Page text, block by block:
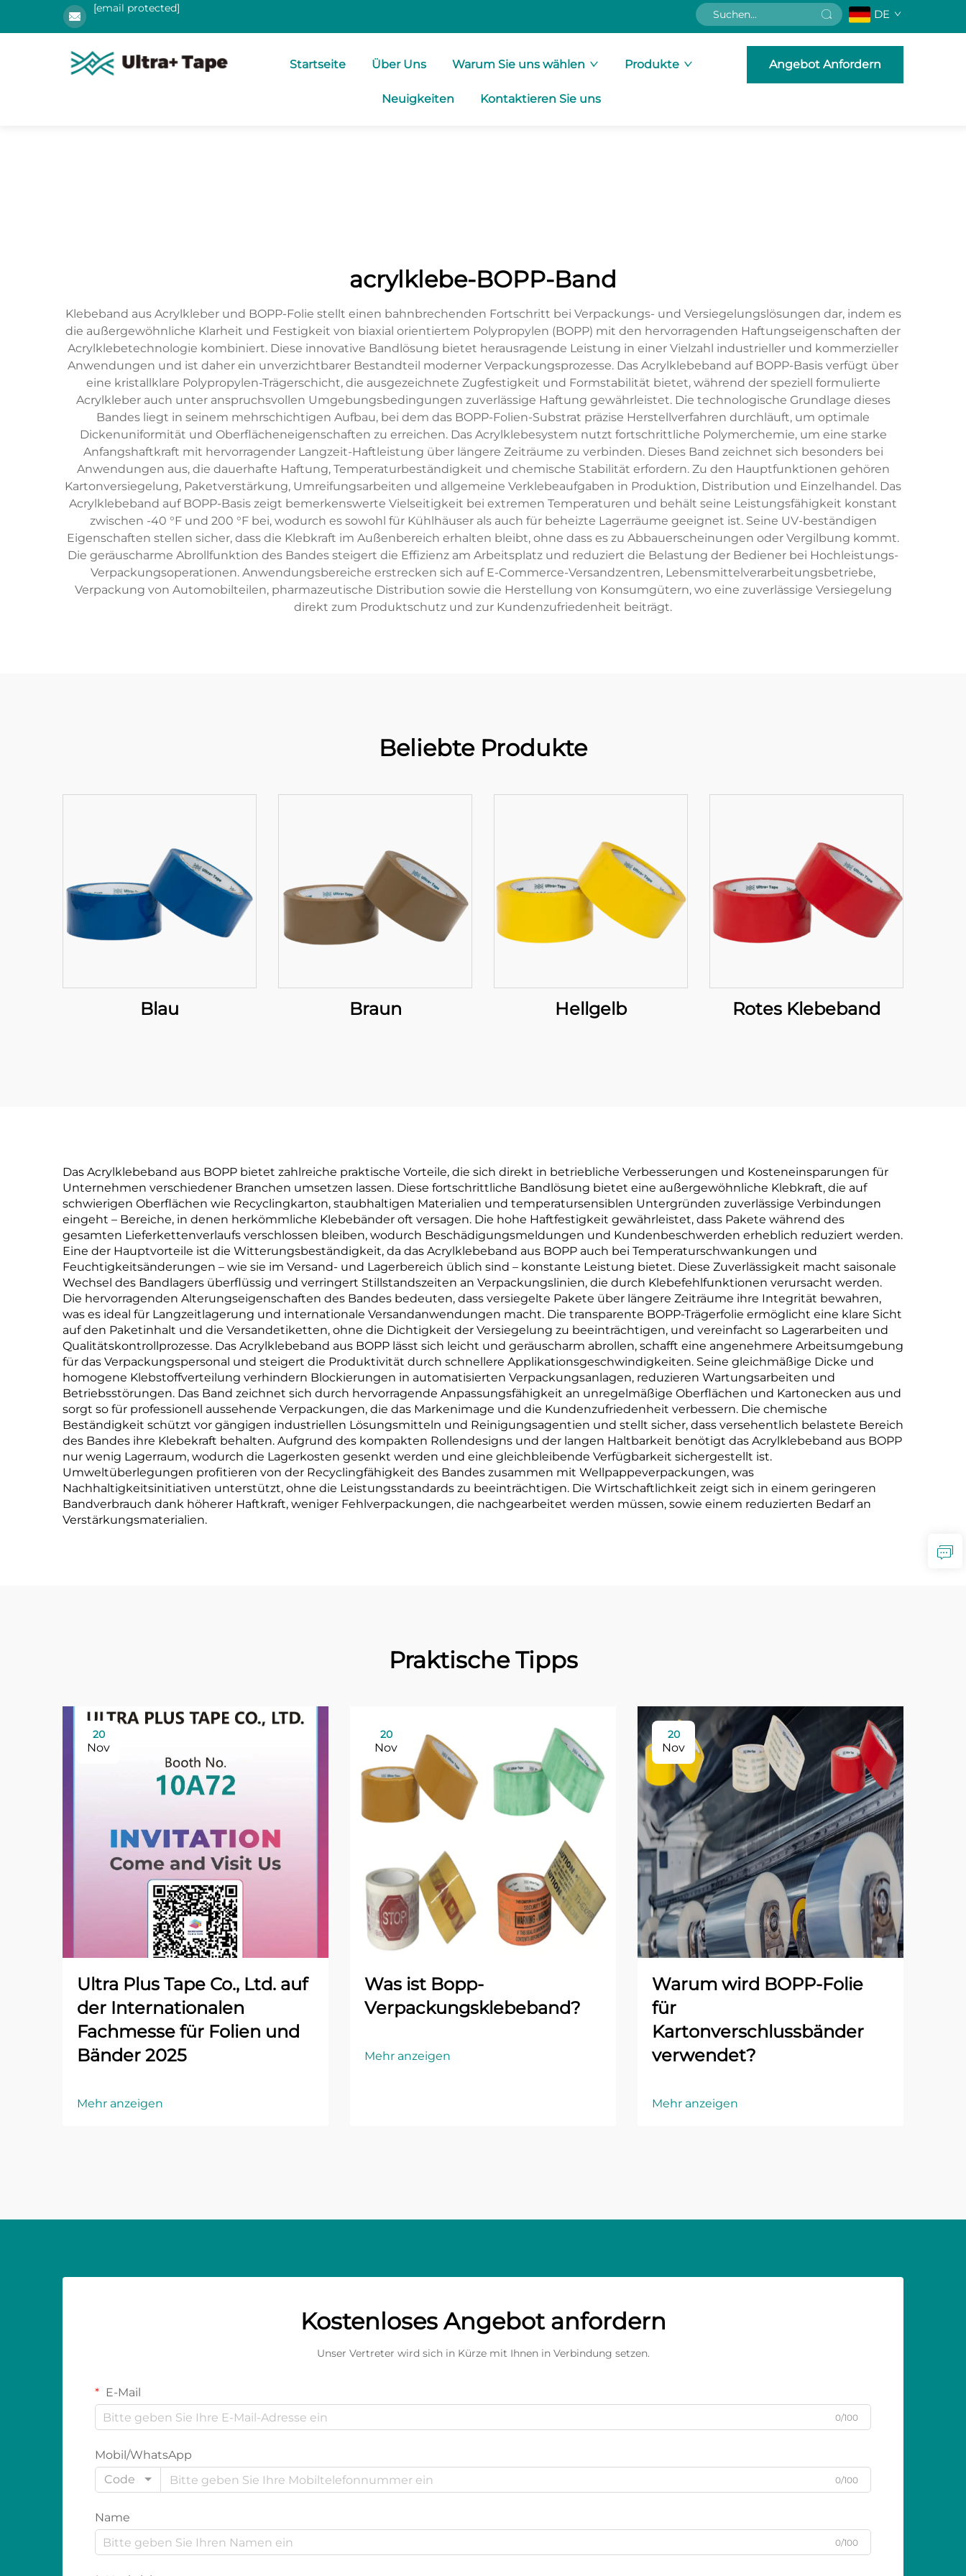
[email protected] DE
Startseite Über Uns Warum Sie uns wählen Produkte
Neuigkeiten Kontaktieren Sie uns
Angebot Anfordern
acrylklebe-BOPP-Band
Klebeband aus Acrylkleber und BOPP-Folie stellt einen bahnbrechenden Fortschritt bei Verpackungs- und Versiegelungslösungen dar, indem es
die außergewöhnliche Klarheit und Festigkeit von biaxial orientiertem Polypropylen (BOPP) mit den hervorragenden Haftungseigenschaften der
Acrylklebetechnologie kombiniert. Diese innovative Bandlösung bietet herausragende Leistung in einer Vielzahl industrieller und kommerzieller
Anwendungen und ist daher ein unverzichtbarer Bestandteil moderner Verpackungsprozesse. Das Acrylklebeband auf BOPP-Basis verfügt über
eine kristallklare Polypropylen-Trägerschicht, die ausgezeichnete Zugfestigkeit und Formstabilität bietet, während der speziell formulierte
Acrylkleber auch unter anspruchsvollen Umgebungsbedingungen zuverlässige Haftung gewährleistet. Die technologische Grundlage dieses
Bandes liegt in seinem mehrschichtigen Aufbau, bei dem das BOPP-Folien-Substrat präzise Herstellverfahren durchläuft, um optimale
Dickenuniformität und Oberflächeneigenschaften zu erreichen. Das Acrylklebesystem nutzt fortschrittliche Polymerchemie, um eine starke
Anfangshaftkraft mit hervorragender Langzeit-Haftleistung über längere Zeiträume zu verbinden. Dieses Band zeichnet sich besonders bei
Anwendungen aus, die dauerhafte Haftung, Temperaturbeständigkeit und chemische Stabilität erfordern. Zu den Hauptfunktionen gehören
Kartonversiegelung, Paketverstärkung, Umreifungsarbeiten und allgemeine Verklebeaufgaben in Produktion, Distribution und Einzelhandel. Das
Acrylklebeband auf BOPP-Basis zeigt bemerkenswerte Vielseitigkeit bei extremen Temperaturen und behält seine Leistungsfähigkeit konstant
zwischen -40 °F und 200 °F bei, wodurch es sowohl für Kühlhäuser als auch für beheizte Lagerräume geeignet ist. Seine UV-beständigen
Eigenschaften stellen sicher, dass die Klebkraft im Außenbereich erhalten bleibt, ohne dass es zu Abbauerscheinungen oder Vergilbung kommt.
Die geräuscharme Abrollfunktion des Bandes steigert die Effizienz am Arbeitsplatz und reduziert die Belastung der Bediener bei Hochleistungs-
Verpackungsoperationen. Anwendungsbereiche erstrecken sich auf E-Commerce-Versandzentren, Lebensmittelverarbeitungsbetriebe,
Verpackung von Automobilteilen, pharmazeutische Distribution sowie die Herstellung von Konsumgütern, wo eine zuverlässige Versiegelung
direkt zum Produktschutz und zur Kundenzufriedenheit beiträgt.
Beliebte Produkte
Blau Braun Hellgelb Rotes Klebeband
Das Acrylklebeband aus BOPP bietet zahlreiche praktische Vorteile, die sich direkt in betriebliche Verbesserungen und Kosteneinsparungen für
Unternehmen verschiedener Branchen umsetzen lassen. Diese fortschrittliche Bandlösung bietet eine außergewöhnliche Klebkraft, die auf
schwierigen Oberflächen wie Recyclingkarton, staubhaltigen Materialien und temperatursensiblen Untergründen zuverlässige Verbindungen
eingeht – Bereiche, in denen herkömmliche Klebebänder oft versagen. Die hohe Haftfestigkeit gewährleistet, dass Pakete während des
gesamten Lieferkettenverlaufs verschlossen bleiben, wodurch Beschädigungsmeldungen und Kundenbeschwerden erheblich reduziert werden.
Eine der Hauptvorteile ist die Witterungsbeständigkeit, da das Acrylklebeband aus BOPP auch bei Temperaturschwankungen und
Feuchtigkeitsänderungen – wie sie im Versand- und Lagerbereich üblich sind – konstante Leistung bietet. Diese Zuverlässigkeit macht saisonale
Wechsel des Bandlagers überflüssig und verringert Stillstandszeiten an Verpackungslinien, die durch Klebefehlfunktionen verursacht werden.
Die hervorragenden Alterungseigenschaften des Bandes bedeuten, dass versiegelte Pakete über längere Zeiträume ihre Integrität bewahren,
was es ideal für Langzeitlagerung und internationale Versandanwendungen macht. Die transparente BOPP-Trägerfolie ermöglicht eine klare Sicht
auf den Paketinhalt und die Versandetiketten, ohne die Dichtigkeit der Versiegelung zu beeinträchtigen, und vereinfacht so Lagerarbeiten und
Qualitätskontrollprozesse. Das Acrylklebeband aus BOPP lässt sich leicht und geräuscharm abrollen, schafft eine angenehmere Arbeitsumgebung
für das Verpackungspersonal und steigert die Produktivität durch schnellere Applikationsgeschwindigkeiten. Seine gleichmäßige Dicke und
homogene Klebstoffverteilung verhindern Blockierungen in automatisierten Verpackungsanlagen, reduzieren Wartungsarbeiten und
Betriebsstörungen. Das Band zeichnet sich durch hervorragende Anpassungsfähigkeit an unregelmäßige Oberflächen und Kartonecken aus und
sorgt so für professionell aussehende Verpackungen, die das Markenimage und die Kundenzufriedenheit verbessern. Die chemische
Beständigkeit schützt vor gängigen industriellen Lösungsmitteln und Reinigungsagentien und stellt sicher, dass versehentlich belastete Bereich
des Bandes ihre Klebekraft behalten. Aufgrund des kompakten Rollendesigns und der langen Haltbarkeit benötigt das Acrylklebeband aus BOPP
nur wenig Lagerraum, wodurch die Lagerkosten gesenkt werden und eine gleichbleibende Verfügbarkeit sichergestellt ist.
Umweltüberlegungen profitieren von der Recyclingfähigkeit des Bandes zusammen mit Wellpappeverpackungen, was
Nachhaltigkeitsinitiativen unterstützt, ohne die Leistungsstandards zu beeinträchtigen. Die Wirtschaftlichkeit zeigt sich in einem geringeren
Bandverbrauch dank höherer Haftkraft, weniger Fehlverpackungen, die nachgearbeitet werden müssen, sowie einem reduzierten Bedarf an
Verstärkungsmaterialien.
Praktische Tipps
20
Nov
Ultra Plus Tape Co., Ltd. auf
der Internationalen
Fachmesse für Folien und
Bänder 2025
Mehr anzeigen
20
Nov
Was ist Bopp-
Verpackungsklebeband?
Mehr anzeigen
20
Nov
Warum wird BOPP-Folie
für
Kartonverschlussbänder
verwendet?
Mehr anzeigen
Kostenloses Angebot anfordern
Unser Vertreter wird sich in Kürze mit Ihnen in Verbindung setzen.
E-Mail
0/100
Mobil/WhatsApp
Code
0/100
Name
0/100